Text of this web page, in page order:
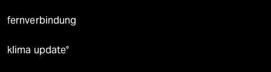
fernverbindung
klima update°